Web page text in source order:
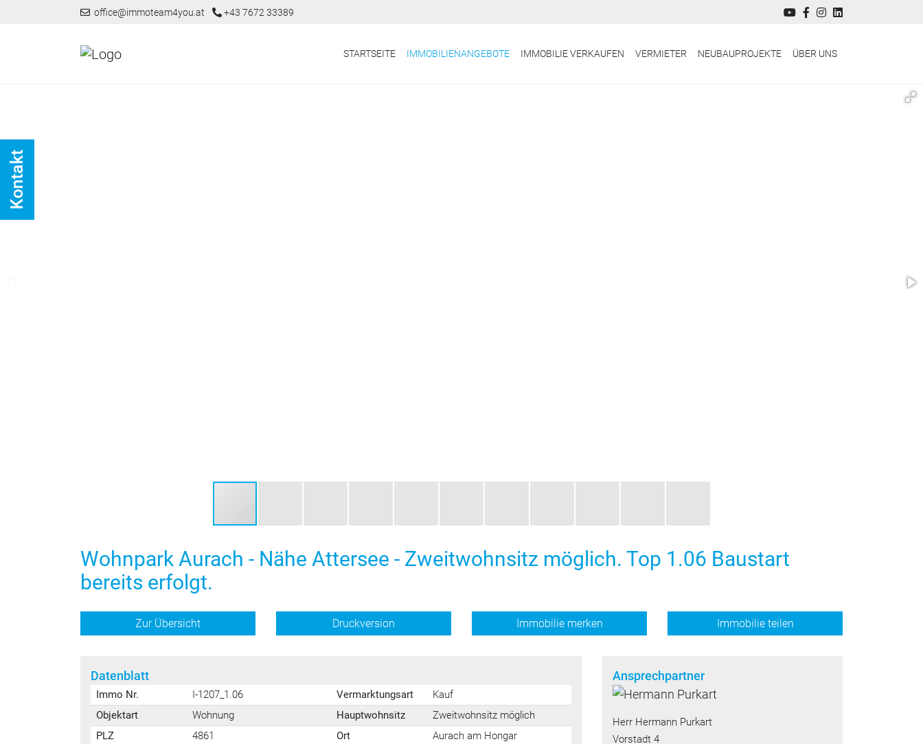
office@immoteam4you.at +43 7672 33389
STARTSEITE IMMOBILIENANGEBOTE IMMOBILIE VERKAUFEN VERMIETER NEUBAUPROJEKTE ÜBER UNS
Wohnpark Aurach - Nähe Attersee - Zweitwohnsitz möglich. Top 1.06 Baustart
bereits erfolgt.
Zur Übersicht Druckversion Immobilie merken Immobilie teilen
Datenblatt
Immo Nr. I-1207_1.06 Vermarktungsart
Kauf
Objektart
Wohnung Hauptwohnsitz
Zweitwohnsitz möglich
PLZ
4861 Ort
Aurach am Hongar
Ansprechpartner
Herr Hermann Purkart
Vorstadt 4
Kontakt